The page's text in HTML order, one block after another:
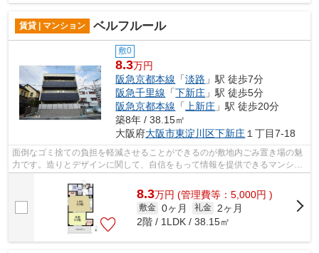
賃貸 | マンション ベルフルール
敷0
8.3万円
阪急京都本線 「淡路 」駅 徒歩7分
阪急千里線 「下新庄 」駅 徒歩5分
阪急京都本線 「 上新庄 」駅 徒歩20分
築8年 / 38.15㎡
大阪府大阪市東淀川区下新庄 １丁目7-18
面倒なゴミ捨ての負担を軽減させることができるのが敷地内ごみ置き場の魅
力です。造りとデザインに関して、自信をもって情報を提供できるマンショ
8.3万円 (管理費等：5,000円 )
敷金 0ヶ月 礼金
2ヶ月
2階 / 1LDK / 38.15㎡